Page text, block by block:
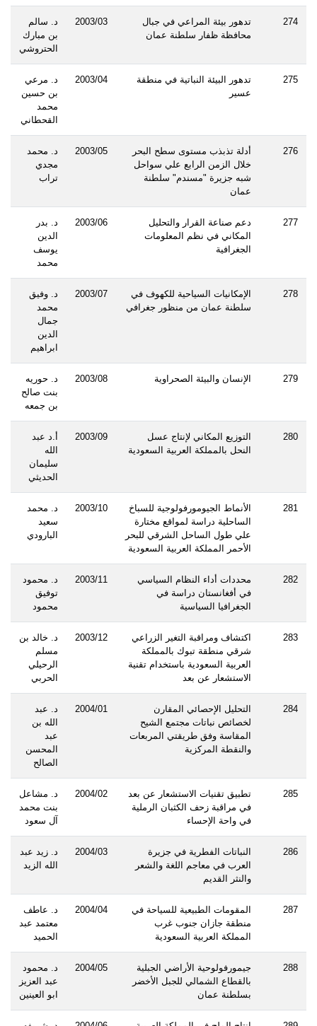
274
تدهور بيئة المراعي في جبال
محافظة ظفار سلطنة عمان
2003/03
د. سالم
بن مبارك
الحتروشي
275
تدهور البيئة النباتية في منطقة
عسير
2003/04
د. مرعي
بن حسين
محمد
القحطاني
276
أدلة تذبذب مستوى سطح البحر
خلال الزمن الرابع علي سواحل
شبه جزيرة "مسندم" سلطنة
عمان
2003/05
د. محمد
مجدي
تراب
277
دعم صناعة القرار والتحليل
المكاني في نظم المعلومات
الجغرافية
2003/06
د. بدر
الدين
يوسف
محمد
278
الإمكانيات السياحية للكهوف في
سلطنة عمان من منظور جغرافي
2003/07
د. وفيق
محمد
جمال
الدين
ابراهيم
279 الإنسان والبيئة الصحراوية 2003/08
د. حوريه
بنت صالح
بن جمعه
280
التوزيع المكاني لإنتاج عسل
النحل بالمملكة العربية السعودية
2003/09
أ.د عبد
الله
سليمان
الحديثي
281
الأنماط الجيومورفولوجية للسباخ
الساحلية دراسة لمواقع مختارة
علي طول الساحل الشرقي للبحر
الأحمر المملكة العربية السعودية
2003/10
د. محمد
سعيد
البارودي
282
محددات أداء النظام السياسي
في أفغانستان دراسة في
الجغرافيا السياسية
2003/11
د. محمود
توفيق
محمود
283
اكتشاف ومراقبة التغير الزراعي
شرقي منطقة تبوك بالمملكة
العربية السعودية باستخدام تقنية
الاستشعار عن بعد
2003/12
د. خالد بن
مسلم
الرحيلي
الحربي
284
التحليل الإحصائي المقارن
لخصائص نباتات مجتمع الشيح
المقاسة وفق طريقتي المربعات
والنقطة المركزية
2004/01
د. عبد
الله بن
عبد
المحسن
الصالح
285
تطبيق تقنيات الاستشعار عن بعد
في مراقبة زحف الكثبان الرملية
في واحة الإحساء
2004/02
د. مشاعل
بنت محمد
آل سعود
286
النباتات الفطرية في جزيرة
العرب في معاجم اللغة والشعر
والنثر القديم
2004/03
د. زيد عبد
الله الزيد
287
المقومات الطبيعية للسياحة في
منطقة جازان جنوب غرب
المملكة العربية السعودية
2004/04
د. عاطف
معتمد عبد
الحميد
288
جيمورفولوحية الأراضي الجبلية
بالقطاع الشمالي للجبل الأخضر
بسلطنة عمان
2004/05
د. محمود
عبد العزيز
ابو العينين